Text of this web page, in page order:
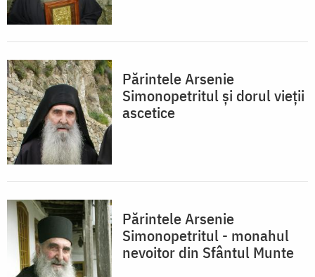
Părintele Arsenie
Simonopetritul şi dorul vieții
ascetice
Părintele Arsenie
Simonopetritul - monahul
nevoitor din Sfântul Munte